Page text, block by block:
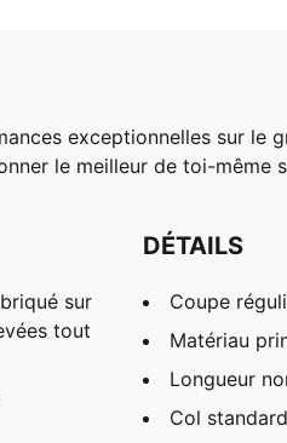
exceptionnelles sur le
le meilleur de toi-
sur
tout
DÉTAILS
Coupe
Matériau
Longueur
Col standard